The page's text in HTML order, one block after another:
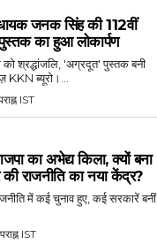
जनक सिंह की 112वीं
का हुआ लोकार्पण
को श्रद्धांजलि, 'अग्रदूत' पुस्तक बनी
KKN ब्यूरो।...
IST
का अभेद्य किला, क्यों बना
की राजनीति का नया केंद्र?
में कई चुनाव हुए, कई सरकारें बनीं
IST